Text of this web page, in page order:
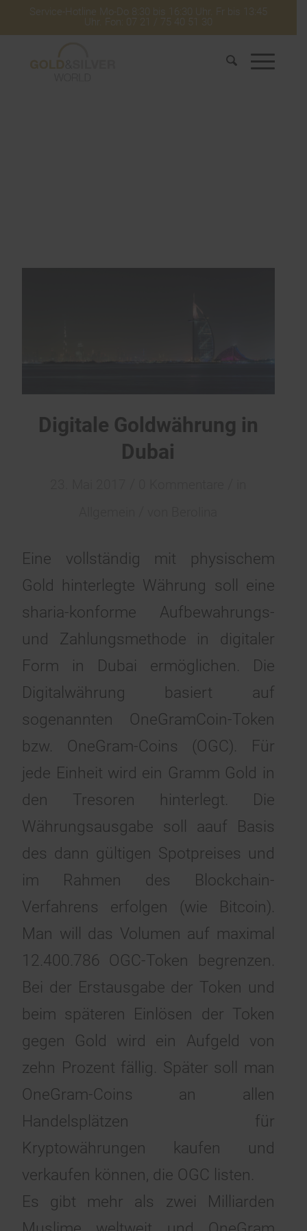
Service-Hotline Mo-Do 8:30 bis 16:30 Uhr. Fr bis 13:45
Uhr. Fon: 07 21 / 75 40 51 30
Digitale Goldwährung in
Dubai
Eine vollständig mit physischem
Gold hinterlegte Währung soll eine
sharia-konforme Aufbewahrungs-
und Zahlungsmethode in digitaler
Form in Dubai ermöglichen. Die
Digitalwährung basiert auf
sogenannten OneGramCoin-Token
bzw. OneGram-Coins (OGC). Für
jede Einheit wird ein Gramm Gold in
den Tresoren hinterlegt. Die
Währungsausgabe soll aauf Basis
des dann gültigen Spotpreises und
im Rahmen des Blockchain-
Verfahrens erfolgen (wie Bitcoin).
Man will das Volumen auf maximal
12.400.786 OGC-Token begrenzen.
Bei der Erstausgabe der Token und
beim späteren Einlösen der Token
gegen Gold wird ein Aufgeld von
zehn Prozent fällig. Später soll man
OneGram-Coins an allen
Handelsplätzen für
Kryptowährungen kaufen und
verkaufen können, die OGC listen.
Es gibt mehr als zwei Milliarden